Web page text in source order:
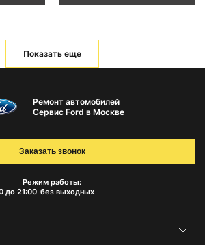
Показать еще
Ремонт автомобилей
Сервис Ford в Москве
Режим работы:
до 21:00 без выходных
Заказать звонок